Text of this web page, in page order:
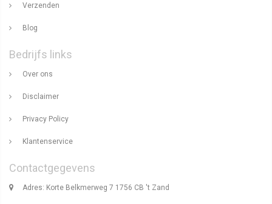
Verzenden
Blog
Bedrijfs links
Over ons
Disclaimer
Privacy Policy
Klantenservice
Contactgegevens
Adres: Korte Belkmerweg 7 1756 CB 't Zand